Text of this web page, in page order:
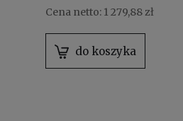
Cena netto: 1 279,88 zł
do koszyka